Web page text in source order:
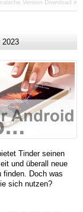
Version Download »
2023
Tinder seinen
und überall neue
finden. Doch was
sich nutzen?